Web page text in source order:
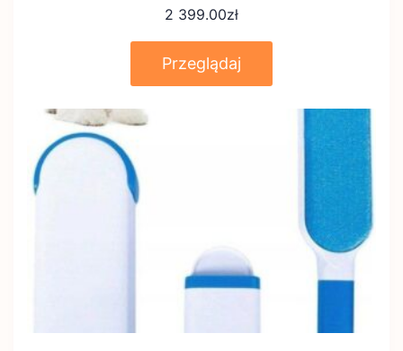
2 399.00zł
Przeglądaj